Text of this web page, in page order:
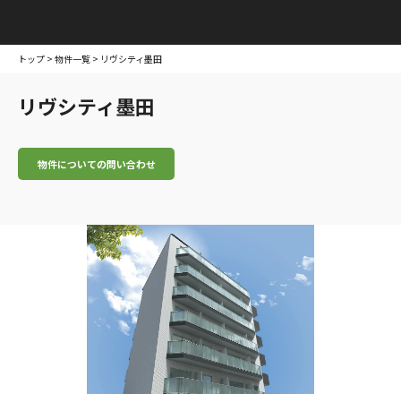
トップ > 物件一覧 > リヴシティ墨田
リヴシティ墨田
物件についての問い合わせ